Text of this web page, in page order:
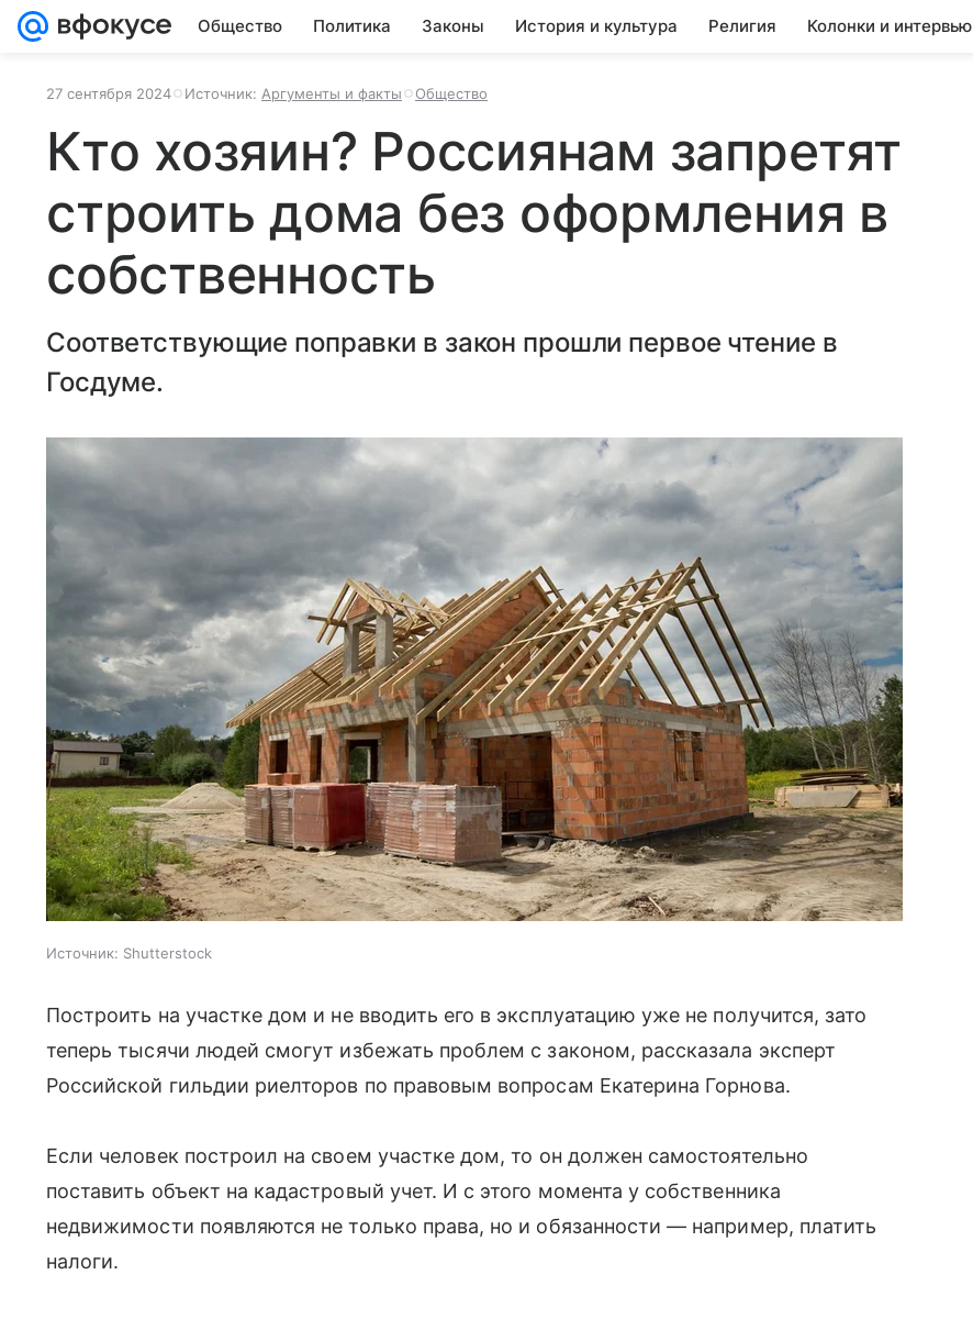
Общество Политика Законы История и культура Религия Колонки и интервью
27 сентября 2024 Источник: Аргументы и факты Общество
Кто хозяин? Россиянам запретят
строить дома без оформления в
собственность
Соответствующие поправки в закон прошли первое чтение в
Госдуме.
Источник: Shutterstock
Построить на участке дом и не вводить его в эксплуатацию уже не получится, зато
теперь тысячи людей смогут избежать проблем с законом, рассказала эксперт
Российской гильдии риелторов по правовым вопросам Екатерина Горнова.
Если человек построил на своем участке дом, то он должен самостоятельно
поставить объект на кадастровый учет. И с этого момента у собственника
недвижимости появляются не только права, но и обязанности — например, платить
налоги.